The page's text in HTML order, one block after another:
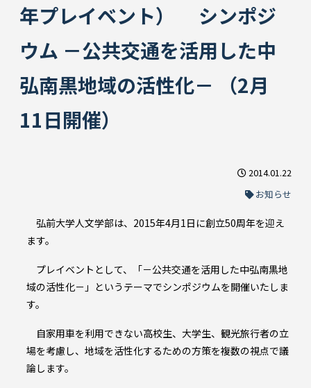
年プレイベント） シンポジ
ウム －公共交通を活用した中
弘南黒地域の活性化－ （2月
11日開催）
2014.01.22
お知らせ
弘前大学人文学部は、2015年4月1日に創立50周年を迎え
ます。
プレイベントとして、「－公共交通を活用した中弘南黒地
域の活性化－」というテーマでシンポジウムを開催いたしま
す。
自家用車を利用できない高校生、大学生、観光旅行者の立
場を考慮し、地域を活性化するための方策を複数の視点で議
論します。